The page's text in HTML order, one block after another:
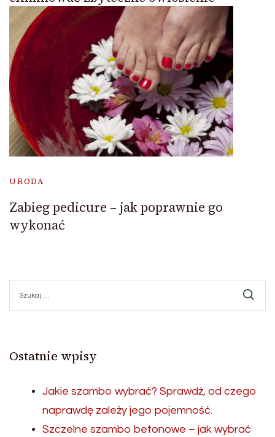
URODA
Zabieg pedicure – jak poprawnie go
wykonać
Ostatnie wpisy
Jakie szambo wybrać? Sprawdź, od czego
naprawdę zależy jego pojemność.
Szczelne szambo betonowe – jak wybrać